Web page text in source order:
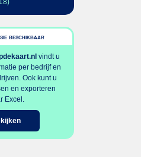
beschikbaar
vindt u
per bedrijf en
Ook kunt u
en exporteren
Excel.